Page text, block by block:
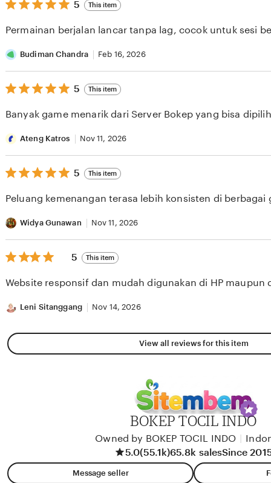
5
out
5
5 This item
Permainan berjalan lancar tanpa lag, cocok untuk sesi
Budiman Chandra Feb 16, 2026
5
out
5
5 This item
Banyak game menarik dari Server Bokep yang bisa
Ateng Katros Nov 11, 2026
5
out
5
5 This item
Peluang kemenangan terasa lebih konsisten di berbagai
Widya Gunawan Nov 11, 2026
5
out
5
5 This item
Website responsif dan mudah digunakan di HP maupun
Leni Sitanggang Nov 14, 2026
View all reviews for this item
BOKEP TOCIL INDO
Owned by BOKEP TOCIL INDO
5.0(55.1k)65.8k salesSince
Message seller